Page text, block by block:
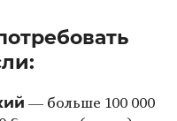
— больше 100 000